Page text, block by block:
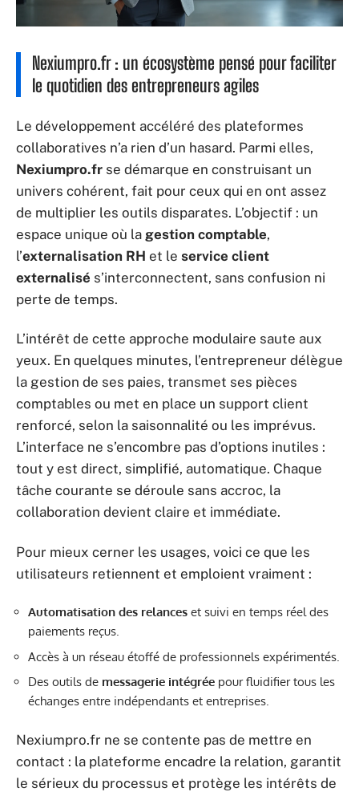
Nexiumpro.fr : un écosystème pensé pour faciliter
le quotidien des entrepreneurs agiles
Le développement accéléré des plateformes
collaboratives n’a rien d’un hasard. Parmi elles,
Nexiumpro.fr se démarque en construisant un
univers cohérent, fait pour ceux qui en ont assez
de multiplier les outils disparates. L’objectif : un
espace unique où la gestion comptable,
l’externalisation RH et le service client
externalisé s’interconnectent, sans confusion ni
perte de temps.
L’intérêt de cette approche modulaire saute aux
yeux. En quelques minutes, l’entrepreneur délègue
la gestion de ses paies, transmet ses pièces
comptables ou met en place un support client
renforcé, selon la saisonnalité ou les imprévus.
L’interface ne s’encombre pas d’options inutiles :
tout y est direct, simplifié, automatique. Chaque
tâche courante se déroule sans accroc, la
collaboration devient claire et immédiate.
Pour mieux cerner les usages, voici ce que les
utilisateurs retiennent et emploient vraiment :
Automatisation des relances et suivi en temps réel des
paiements reçus.
Accès à un réseau étoffé de professionnels expérimentés.
Des outils de messagerie intégrée pour fluidifier tous les
échanges entre indépendants et entreprises.
Nexiumpro.fr ne se contente pas de mettre en
contact : la plateforme encadre la relation, garantit
le sérieux du processus et protège les intérêts de